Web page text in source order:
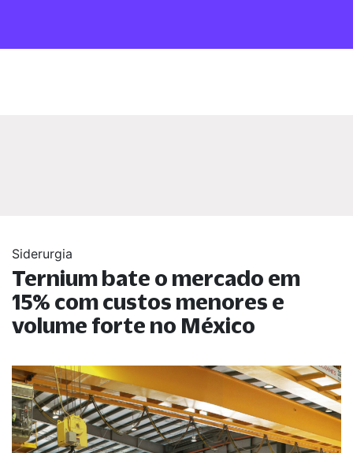
Siderurgia
Ternium bate o mercado em
15% com custos menores e
volume forte no México